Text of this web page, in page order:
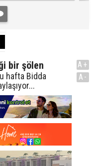
bir şölen
hafta Bidda
A+
A-